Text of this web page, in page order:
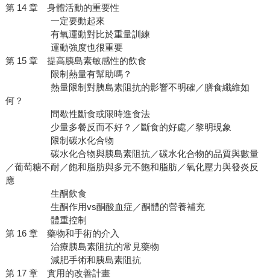
第 14 章 身體活動的重要性
一定要動起來
有氧運動對比於重量訓練
運動強度也很重要
第 15 章 提高胰島素敏感性的飲食
限制熱量有幫助嗎？
熱量限制對胰島素阻抗的影響不明確／膳食纖維如
何？
間歇性斷食或限時進食法
少量多餐反而不好？／斷食的好處／黎明現象
限制碳水化合物
碳水化合物與胰島素阻抗／碳水化合物的品質與數量
／葡萄糖不耐／飽和脂肪與多元不飽和脂肪／氧化壓力與發炎反
應
生酮飲食
生酮作用vs酮酸血症／酮體的營養補充
體重控制
第 16 章 藥物和手術的介入
治療胰島素阻抗的常見藥物
減肥手術和胰島素阻抗
第 17 章 實用的改善計畫